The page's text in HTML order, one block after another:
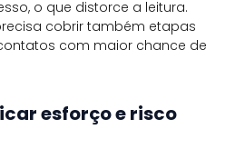
o que distorce a leitura.
cobrir também etapas
com maior chance de
esforço e risco